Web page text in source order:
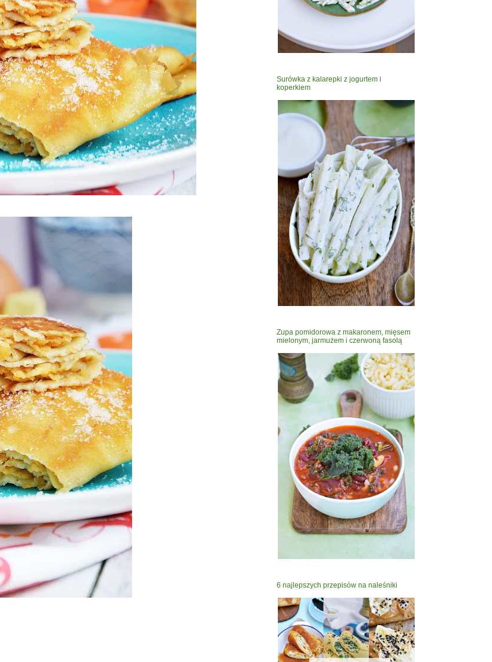
Surówka z kalarepki z jogurtem i
koperkiem
Zupa pomidorowa z makaronem, mięsem
mielonym, jarmużem i czerwoną fasolą
6 najlepszych przepisów na naleśniki